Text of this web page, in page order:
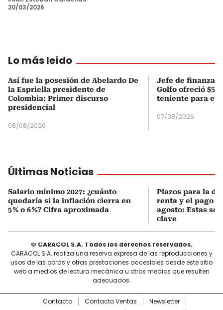
20/03/2026
Lo más leído
Así fue la posesión de Abelardo De
la Espriella presidente de
Colombia: Primer discurso
presidencial
08/08/2026
Jefe de finanzas
Golfo ofreció
teniente para
07/08/2026
Últimas Noticias
Salario mínimo 2027: ¿cuánto
quedaría si la inflación cierra en
5 % o 6 %? Cifra aproximada
Plazos para la
renta y el pago
agosto: Estas
clave
© CARACOL S.A. Todos los derechos reservados.
CARACOL S.A. realiza una reserva expresa de las reproducciones y
usos de las obras y otras prestaciones accesibles desde este sitio
web a medios de lectura mecánica u otros medios que resulten
adecuados.
Contacto Contacto Ventas
Newsletter